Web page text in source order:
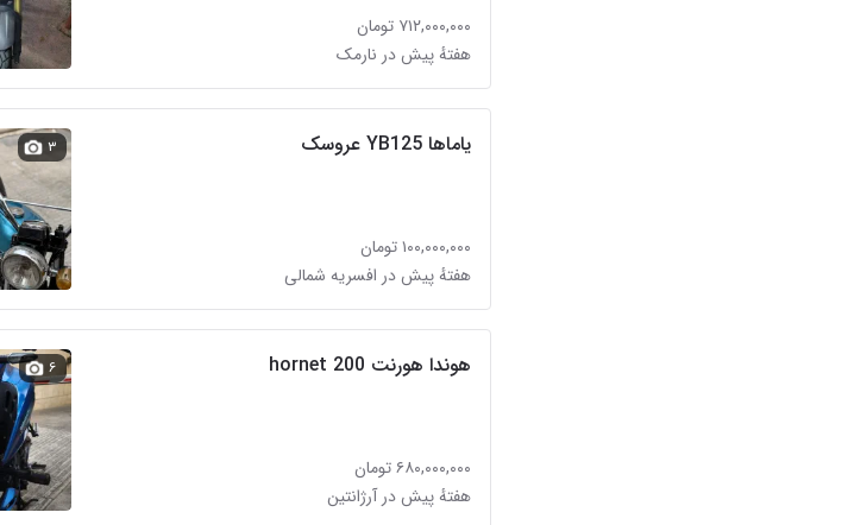
۷۱۲,۰۰۰,۰۰۰ تومان
هفتهٔ پیش در نارمک
یاماها YB125 عروسک
۱۰۰,۰۰۰,۰۰۰ تومان
هفتهٔ پیش در افسریه شمالی
۳
هوندا هورنت hornet 200
۶۸۰,۰۰۰,۰۰۰ تومان
هفتهٔ پیش در آرژانتین
۶